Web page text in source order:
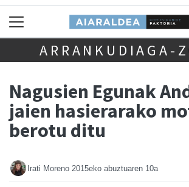
ARRANKUDIAGA-
Nagusien Egunak
jaien hasierarako
berotu ditu
Irati Moreno 2015eko abuztuaren 10a